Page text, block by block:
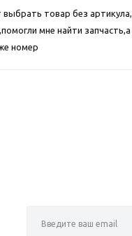
товар без артикула,
мне найти запчасть,а
номер